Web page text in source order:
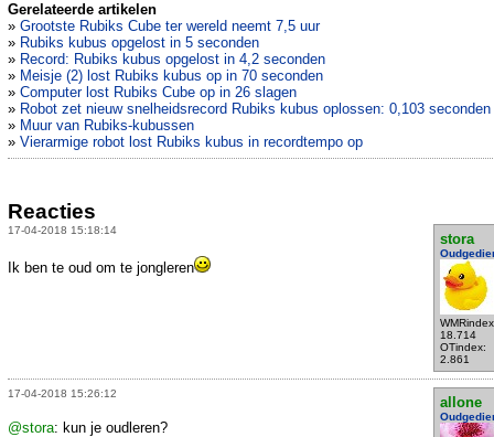
Gerelateerde artikelen
» Grootste Rubiks Cube ter wereld neemt 7,5 uur
» Rubiks kubus opgelost in 5 seconden
» Record: Rubiks kubus opgelost in 4,2 seconden
» Meisje (2) lost Rubiks kubus op in 70 seconden
» Computer lost Rubiks Cube op in 26 slagen
» Robot zet nieuw snelheidsrecord Rubiks kubus oplossen: 0,103 seconden
» Muur van Rubiks-kubussen
» Vierarmige robot lost Rubiks kubus in recordtempo op
Reacties
17-04-2018 15:18:14
stora
18.714
OTindex:
2.861
Ik ben te oud om te jongleren
17-04-2018 15:26:12
allone
@stora: kun je oudleren?